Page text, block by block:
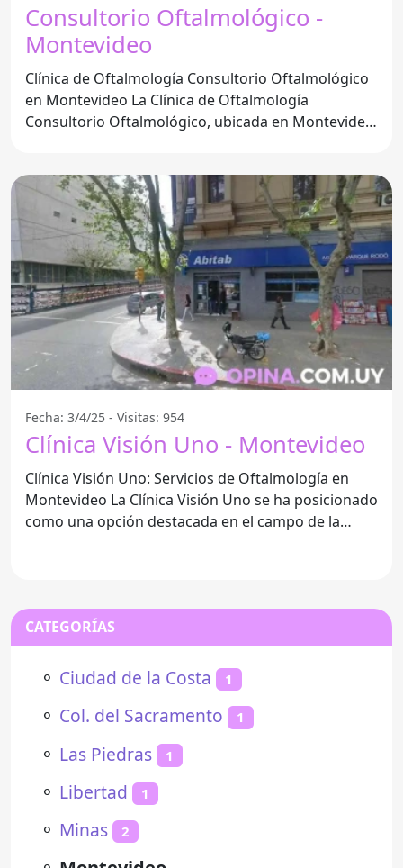
Consultorio Oftalmológico -
Montevideo
Clínica de Oftalmología Consultorio Oftalmológico
en Montevideo La Clínica de Oftalmología
Consultorio Oftalmológico, ubicada en Montevideo,
Fecha: 3/4/25 - Visitas: 954
Clínica Visión Uno - Montevideo
Clínica Visión Uno: Servicios de Oftalmología en
Montevideo La Clínica Visión Uno se ha posicionado
como una opción destacada en el campo de la
CATEGORÍAS
⚬ Ciudad de la Costa 1
⚬ Col. del Sacramento 1
⚬ Las Piedras 1
⚬ Libertad 1
⚬ Minas 2